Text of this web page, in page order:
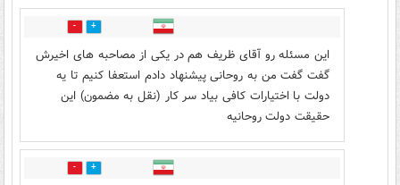
15
این مسئله رو آقای ظریف هم در یکی از مصاحبه های اخیرش
گفت گفت من به روحانی پیشنهاد دادم استعفا کنیم تا یه
دولت با اختیارات کافی بیاد سر کار (نقل به مضمون) این
حقیقت دولت روحانیه
4